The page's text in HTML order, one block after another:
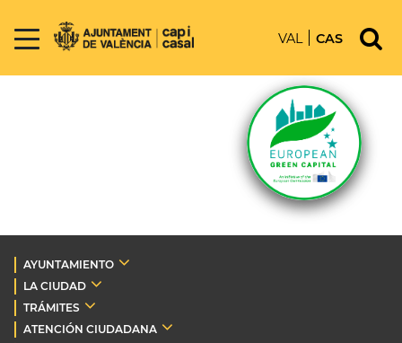
VAL CAS
AYUNTAMIENTO
LA CIUDAD
TRÁMITES
ATENCIÓN CIUDADANA